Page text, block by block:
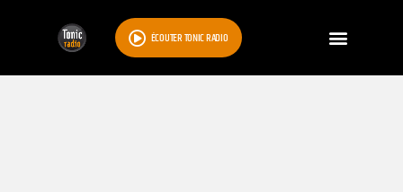
ÉCOUTER TONIC RADIO